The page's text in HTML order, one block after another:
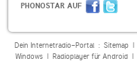
PHONOSTAR AUF
Dein Internetradio-Portal : Sitemap|
Windows| Radioplayer für Android|